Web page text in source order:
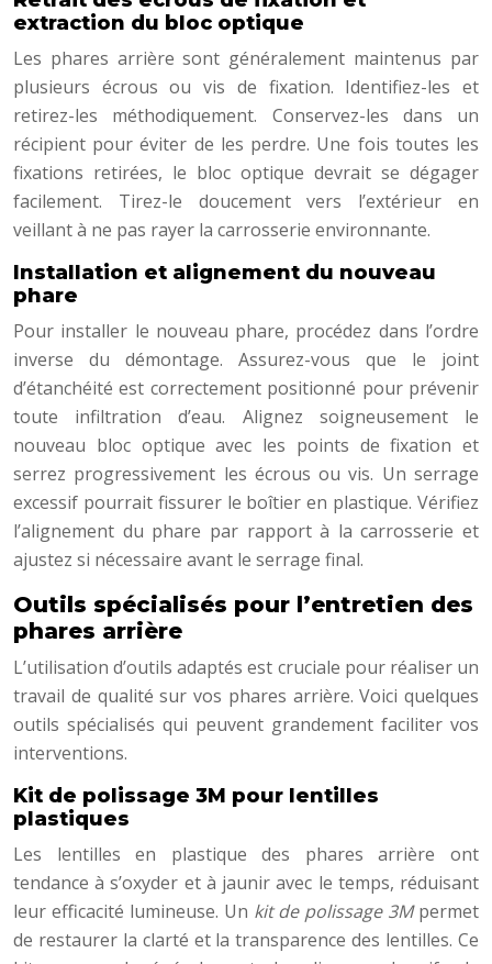
extraction du bloc optique
Les phares arrière sont généralement maintenus par
plusieurs écrous ou vis de fixation. Identifiez-les et
retirez-les méthodiquement. Conservez-les dans un
récipient pour éviter de les perdre. Une fois toutes les
fixations retirées, le bloc optique devrait se dégager
facilement. Tirez-le doucement vers l’extérieur en
veillant à ne pas rayer la carrosserie environnante.
Installation et alignement du nouveau
phare
Pour installer le nouveau phare, procédez dans l’ordre
inverse du démontage. Assurez-vous que le joint
d’étanchéité est correctement positionné pour prévenir
toute infiltration d’eau. Alignez soigneusement le
nouveau bloc optique avec les points de fixation et
serrez progressivement les écrous ou vis. Un serrage
excessif pourrait fissurer le boîtier en plastique. Vérifiez
l’alignement du phare par rapport à la carrosserie et
ajustez si nécessaire avant le serrage final.
Outils spécialisés pour l’entretien des
phares arrière
L’utilisation d’outils adaptés est cruciale pour réaliser un
travail de qualité sur vos phares arrière. Voici quelques
outils spécialisés qui peuvent grandement faciliter vos
interventions.
Kit de polissage 3M pour lentilles
plastiques
Les lentilles en plastique des phares arrière ont
tendance à s’oxyder et à jaunir avec le temps, réduisant
leur efficacité lumineuse. Un kit de polissage 3Mpermet
de restaurer la clarté et la transparence des lentilles. Ce